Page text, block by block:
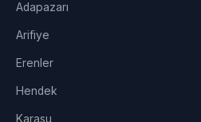
Adapazarı
Arifiye
Erenler
Hendek
Karasu